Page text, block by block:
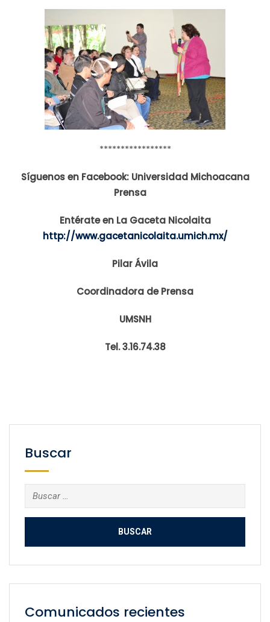
*****************
Síguenos en Facebook: Universidad Michoacana
Prensa
Entérate en La Gaceta Nicolaita
http://www.gacetanicolaita.umich.mx/
Pilar Ávila
Coordinadora de Prensa
UMSNH
Tel. 3.16.74.38
Buscar
Buscar:
Comunicados recientes